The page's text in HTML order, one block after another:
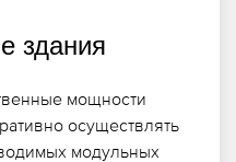
здания
мощности
осуществлять
модульных